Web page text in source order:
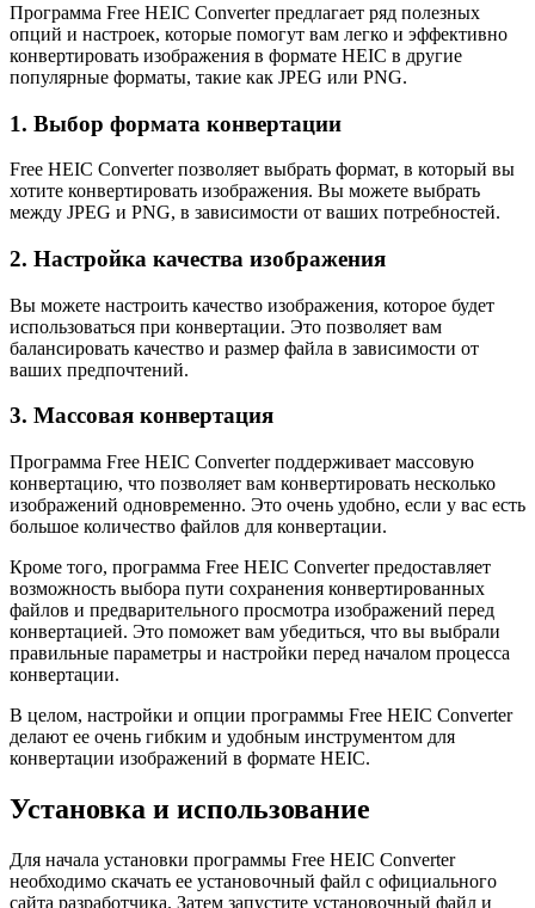
Программа Free HEIC Converter предлагает ряд полезных
опций и настроек, которые помогут вам легко и эффективно
конвертировать изображения в формате HEIC в другие
популярные форматы, такие как JPEG или PNG.
1. Выбор формата конвертации
Free HEIC Converter позволяет выбрать формат, в который вы
хотите конвертировать изображения. Вы можете выбрать
между JPEG и PNG, в зависимости от ваших потребностей.
2. Настройка качества изображения
Вы можете настроить качество изображения, которое будет
использоваться при конвертации. Это позволяет вам
балансировать качество и размер файла в зависимости от
ваших предпочтений.
3. Массовая конвертация
Программа Free HEIC Converter поддерживает массовую
конвертацию, что позволяет вам конвертировать несколько
изображений одновременно. Это очень удобно, если у вас есть
большое количество файлов для конвертации.
Кроме того, программа Free HEIC Converter предоставляет
возможность выбора пути сохранения конвертированных
файлов и предварительного просмотра изображений перед
конвертацией. Это поможет вам убедиться, что вы выбрали
правильные параметры и настройки перед началом процесса
конвертации.
В целом, настройки и опции программы Free HEIC Converter
делают ее очень гибким и удобным инструментом для
конвертации изображений в формате HEIC.
Установка и использование
Для начала установки программы Free HEIC Converter
необходимо скачать ее установочный файл с официального
сайта разработчика. Затем запустите установочный файл и